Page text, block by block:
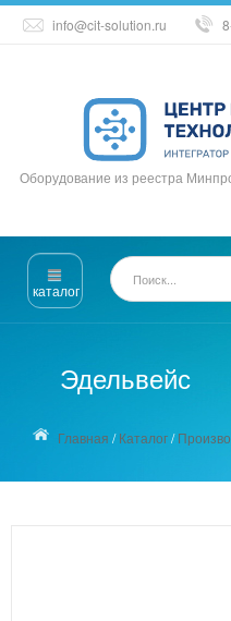
info@cit-solution.ru
Оборудование из реестра
каталог
Эдельвейс
Главная /Каталог/